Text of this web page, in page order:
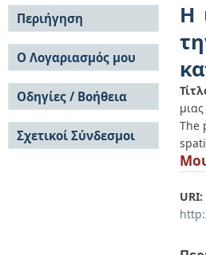
Η
The
URI:
Περιήγηση
Σε όλο το DSpace
Κοινότητες & Συλλογές
Ανά Ημερομηνία
Έκδοσης
Συγγραφείς
Τίτλοι
Θέματα
Ο Λογαριασμός μου
Σύνδεση
Εγγραφή
Οδηγίες / Βοήθεια
Οδηγίες Υποβολής
Οδηγίες Χρήσης ΙΑ
Συχνές Ερωτήσεις
Σχετικοί Σύνδεσμοι